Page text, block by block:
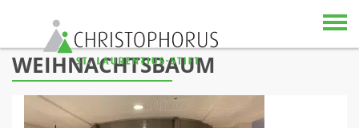
Skip to content
WEIHNACHTSBAUM